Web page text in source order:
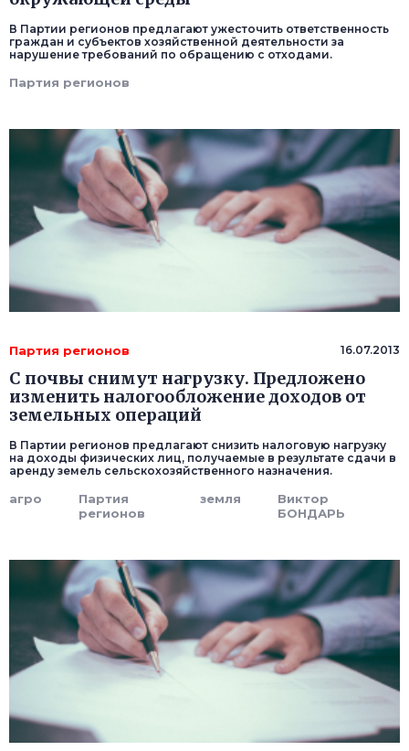
В Партии регионов предлагают ужесточить ответственность
граждан и субъектов хозяйственной деятельности за
нарушение требований по обращению с отходами.
Партия регионов
Партия регионов 16.07.2013
С почвы снимут нагрузку. Предложено
изменить налогообложение доходов от
земельных операций
В Партии регионов предлагают снизить налоговую нагрузку
на доходы физических лиц, получаемые в результате сдачи в
аренду земель сельскохозяйственного назначения.
агро
Партия
регионов
земля
Виктор
БОНДАРЬ